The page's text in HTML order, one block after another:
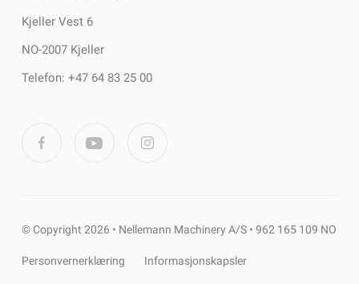
Kjeller Vest 6
NO-2007 Kjeller
Telefon: +47 64 83 25 00
© Copyright 2026 • Nellemann Machinery A/S • 962 165 109 NO
Personvernerklæring Informasjonskapsler